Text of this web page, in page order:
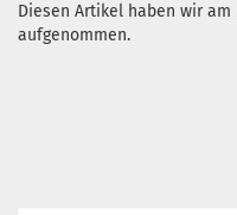
Diesen Artikel haben wir am
aufgenommen.